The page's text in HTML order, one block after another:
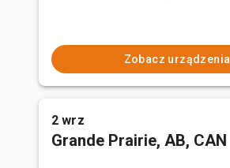
Zobacz urządzenia
2 wrz
Grande Prairie, AB, CAN